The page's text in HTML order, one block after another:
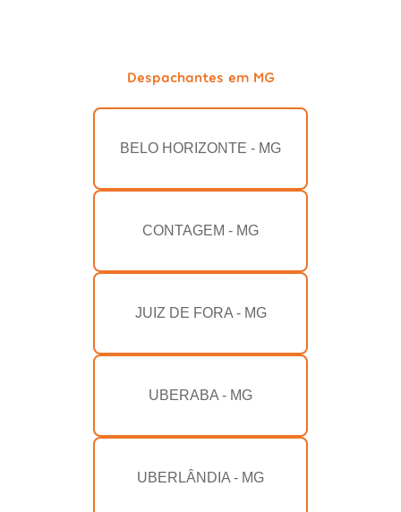
Despachantes em MG
BELO HORIZONTE - MG
CONTAGEM - MG
JUIZ DE FORA - MG
UBERABA - MG
UBERLÂNDIA - MG